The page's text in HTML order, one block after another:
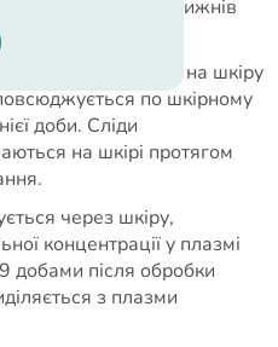
протягом 4 тижнів
паразитами.
препарату на шкіру
по шкірному
доби. Сліди
на шкірі протягом
через шкіру,
концентрації у плазмі
добами після обробки
з плазми